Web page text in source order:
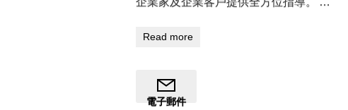
社區領導與表彰
援助團隊（AUSLAMAT）創始成員，該組
百萬美元的醫療援助。其領導才能更獲認
Read more
電子郵件